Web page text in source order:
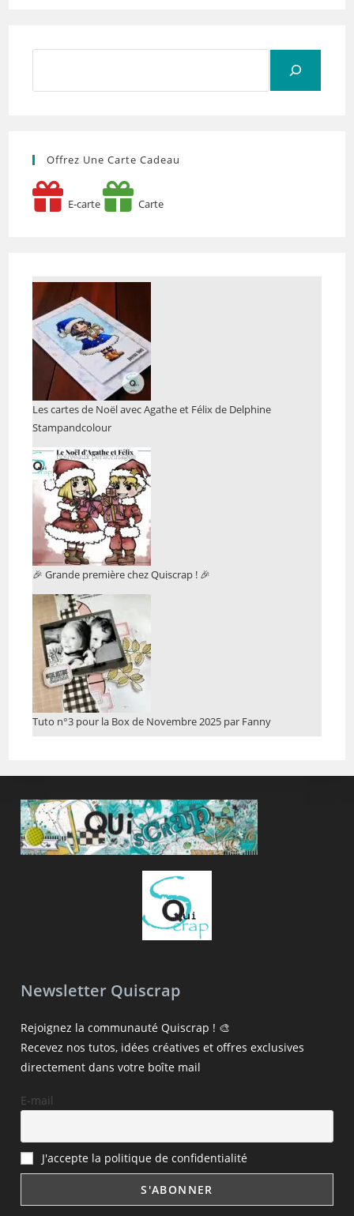
Offrez Une Carte Cadeau
E-carte Carte
Les cartes de Noël avec Agathe et Félix de Delphine
Stampandcolour
🎉 Grande première chez Quiscrap ! 🎉
Tuto n°3 pour la Box de Novembre 2025 par Fanny
Newsletter Quiscrap
Rejoignez la communauté Quiscrap ! 🎨
Recevez nos tutos, idées créatives et offres exclusives
directement dans votre boîte mail
E-mail
J'accepte la politique de confidentialité